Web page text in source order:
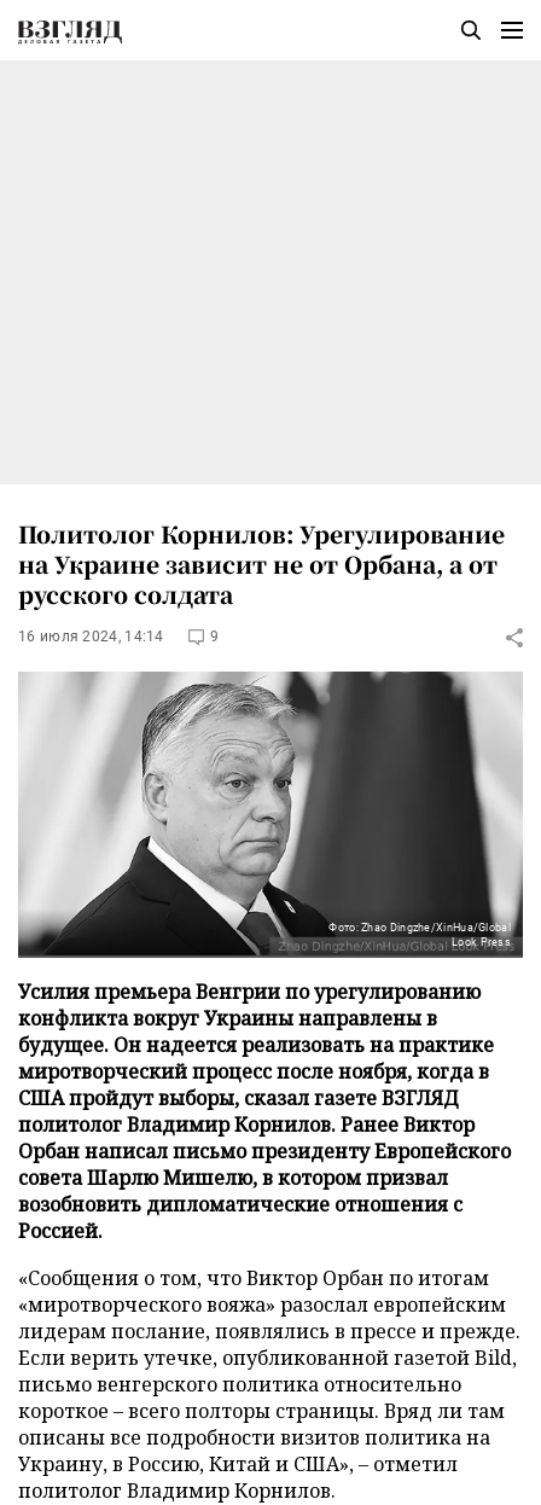
Политолог Корнилов: Урегулирование
на Украине зависит не от Орбана, а от
русского солдата
16 июля 2024, 14:14 9
Фото: Zhao Dingzhe/XinHua/Global
Look Press
Усилия премьера Венгрии по урегулированию
конфликта вокруг Украины направлены в
будущее. Он надеется реализовать на практике
миротворческий процесс после ноября, когда в
США пройдут выборы, сказал газете ВЗГЛЯД
политолог Владимир Корнилов. Ранее Виктор
Орбан написал письмо президенту Европейского
совета Шарлю Мишелю, в котором призвал
возобновить дипломатические отношения с
Россией.
«Сообщения о том, что Виктор Орбан по итогам
«миротворческого вояжа» разослал европейским
лидерам послание, появлялись в прессе и прежде.
Если верить утечке, опубликованной газетой Bild,
письмо венгерского политика относительно
короткое – всего полторы страницы. Вряд ли там
описаны все подробности визитов политика на
Украину, в Россию, Китай и США», – отметил
политолог Владимир Корнилов.